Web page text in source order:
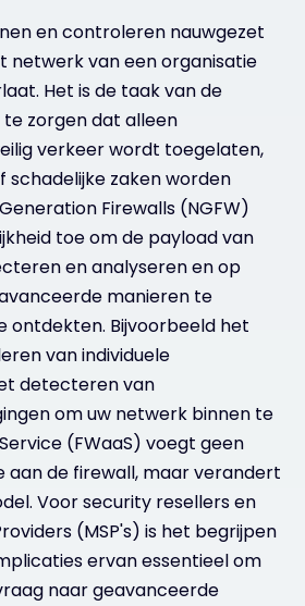
en controleren nauwgezet
netwerk van een organisatie
Het is de taak van de
zorgen dat alleen
verkeer wordt toegelaten,
zaken worden
Firewalls (NGFW)
toe om de payload van
en analyseren en op
manieren te
ontdekten. Bijvoorbeeld het
van individuele
detecteren van
om uw netwerk binnen te
(FWaaS) voegt geen
aan de firewall, maar verandert
Voor security resellers en
(MSP's) is het begrijpen
ervan essentieel om
naar geavanceerde